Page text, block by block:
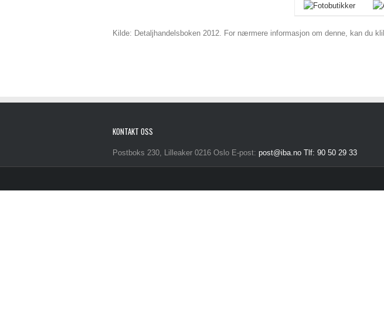
Kilde: Detaljhandelsboken 2012. For nærmere informasjon om denne, kan du
KONTAKT OSS
Postboks 230, Lilleaker 0216 Oslo E-post: post@iba.no Tlf: 90 50 29 33